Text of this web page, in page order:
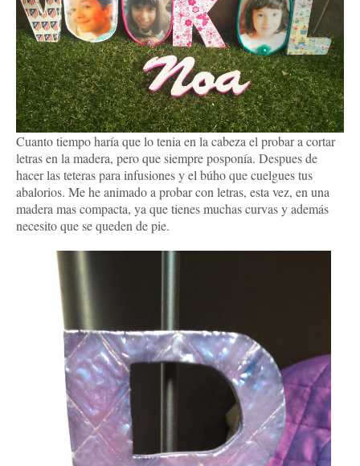
Cuanto tiempo haría que lo tenia en la cabeza el probar a cortar
letras en la madera, pero que siempre posponía. Despues de
hacer las teteras para infusiones y el búho que cuelgues tus
abalorios. Me he animado a probar con letras, esta vez, en una
madera mas compacta, ya que tienes muchas curvas y además
necesito que se queden de pie.